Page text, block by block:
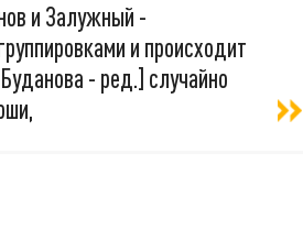
и Залужный -
и происходит
- ред.] случайно